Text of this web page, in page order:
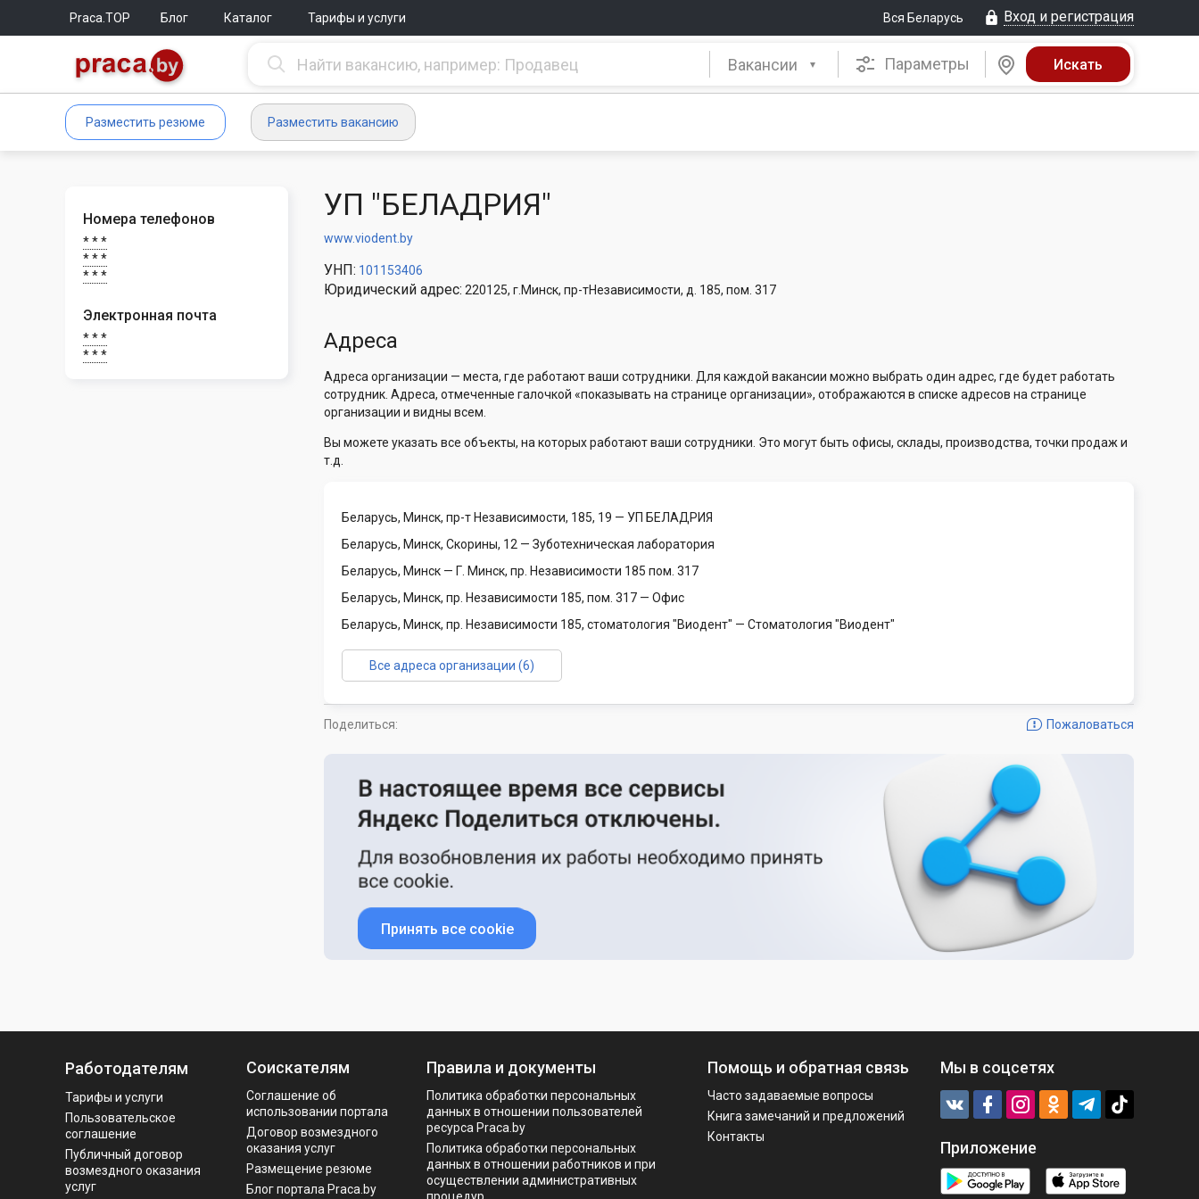
Praca.TOP Блог Каталог Тарифы и услуги Вся Беларусь Вход и регистрация
Вакансии Параметры
Разместить резюме Разместить вакансию
Номера телефонов
* * *
* * *
* * *
Электронная почта
* * *
* * *
УП "БЕЛАДРИЯ"
www.viodent.by
УНП: 101153406
Юридический адрес: 220125, г.Минск, пр-тНезависимости, д. 185, пом. 317
Адреса
Адреса организации — места, где работают ваши сотрудники. Для каждой вакансии можно выбрать один адрес, где будет работать
сотрудник. Адреса, отмеченные галочкой «показывать на странице организации», отображаются в списке адресов на странице
организации и видны всем.
Вы можете указать все объекты, на которых работают ваши сотрудники. Это могут быть офисы, склады, производства, точки продаж и
т.д.
Беларусь, Минск, пр-т Независимости, 185, 19 — УП БЕЛАДРИЯ
Беларусь, Минск, Скорины, 12 — Зуботехническая лаборатория
Беларусь, Минск — Г. Минск, пр. Независимости 185 пом. 317
Беларусь, Минск, пр. Независимости 185, пом. 317 — Офис
Беларусь, Минск, пр. Независимости 185, стоматология "Виодент" — Стоматология "Виодент"
Все адреса организации (6)
Пожаловаться
Поделиться:
Принять все cookie
Работодателям
Тарифы и услуги
Пользовательское
соглашение
Публичный договор
возмездного оказания
услуг
Соискателям
Соглашение об
использовании портала
Договор возмездного
оказания услуг
Размещение резюме
Блог портала Praca.by
Правила и документы
Политика обработки персональных
данных в отношении пользователей
ресурса Praca.by
Политикa обработки персональных
данных в отношении работников и при
осуществлении административных
Помощь и обратная связь
Часто задаваемые вопросы
Книга замечаний и предложений
Контакты
Мы в соцсетях
Приложение